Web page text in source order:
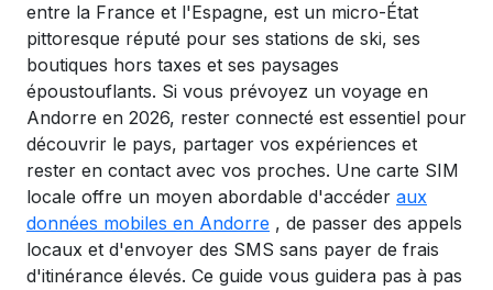
entre la France et l'Espagne, est un micro-État
pittoresque réputé pour ses stations de ski, ses
boutiques hors taxes et ses paysages
époustouflants. Si vous prévoyez un voyage en
Andorre en 2026, rester connecté est essentiel pour
découvrir le pays, partager vos expériences et
rester en contact avec vos proches. Une carte SIM
locale offre un moyen abordable d'accéder aux
données mobiles en Andorre , de passer des appels
locaux et d'envoyer des SMS sans payer de frais
d'itinérance élevés. Ce guide vous guidera pas à pas